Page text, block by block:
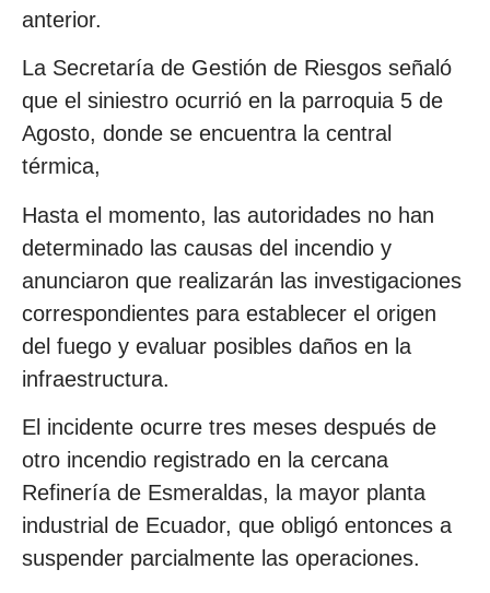
anterior.
La Secretaría de Gestión de Riesgos señaló
que el siniestro ocurrió en la parroquia 5 de
Agosto, donde se encuentra la central
térmica,
Hasta el momento, las autoridades no han
determinado las causas del incendio y
anunciaron que realizarán las investigaciones
correspondientes para establecer el origen
del fuego y evaluar posibles daños en la
infraestructura.
El incidente ocurre tres meses después de
otro incendio registrado en la cercana
Refinería de Esmeraldas, la mayor planta
industrial de Ecuador, que obligó entonces a
suspender parcialmente las operaciones.